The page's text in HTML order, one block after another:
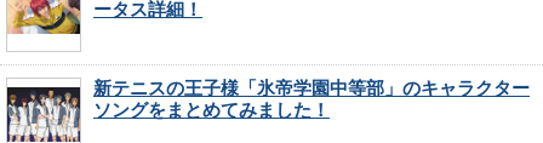
ータス詳細！
新テニスの王子様「氷帝学園中等部」のキャラクター
ソングをまとめてみました！